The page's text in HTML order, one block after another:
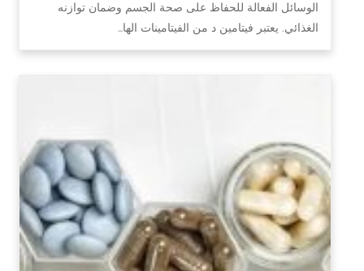
الوسائل الفعالة للحفاظ على صحة الجسم وضمان توازنه
الغذائي. يعتبر فيتامين د من الفيتامينات الها…